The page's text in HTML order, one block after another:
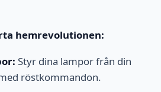
hemrevolutionen:
Styr dina lampor från din
röstkommandon.